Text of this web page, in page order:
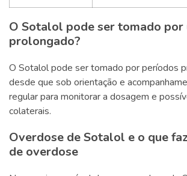
O Sotalol pode ser tomado por
prolongado?
O Sotalol pode ser tomado por períodos
desde que sob orientação e
regular para monitorar a dosagem e
colaterais.
Overdose de Sotalol e o que
de overdose